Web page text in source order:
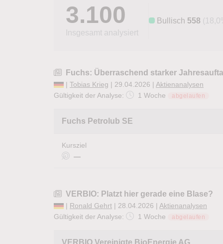
3.100
Insgesamt analysiert
Bullisch 558
Fuchs: Überraschend starker
| Tobias Krieg | 29.04.2026 | Aktienanalysen
Gültigkeit der Analyse:
1 Woche abgelaufen
Fuchs Petrolub SE
Kursziel
—
VERBIO: Platzt hier gerade eine Blase?
| Ronald Gehrt | 28.04.2026 | Aktienanalysen
Gültigkeit der Analyse:
1 Woche abgelaufen
VERBIO Vereinigte BioEnergie AG